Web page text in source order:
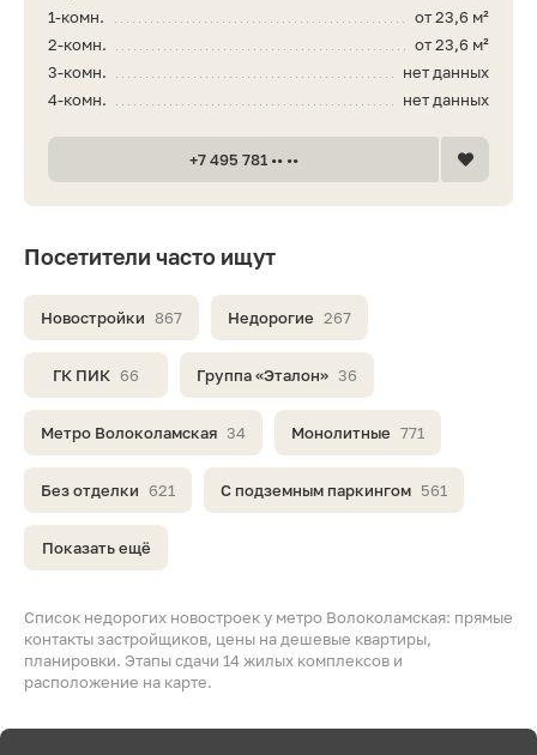
Список недорогих новостроек у метро Волоколамская: прямые
контакты застройщиков, цены на дешевые квартиры,
планировки. Этапы сдачи 14 жилых комплексов и
расположение на карте.
Посетители часто ищут
Новостройки 867 Недорогие 267
ГК ПИК 66 Группа «Эталон» 36
Метро Волоколамская 34 Монолитные 771
Без отделки 621 С подземным паркингом 561
Показать ещё
от 23,6 м²
1-комн.
от 23,6 м²
2-комн.
нет данных
3-комн.
нет данных
4-комн.
+7 495 781 •• ••